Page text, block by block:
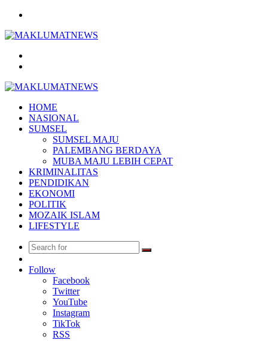
HOME
NASIONAL
SUMSEL
SUMSEL MAJU
PALEMBANG BERDAYA
MUBA MAJU LEBIH CEPAT
KRIMINALITAS
PENDIDIKAN
EKONOMI
POLITIK
MOZAIK ISLAM
LIFESTYLE
Search
Article
Follow
Facebook
Twitter
YouTube
Instagram
TikTok
RSS